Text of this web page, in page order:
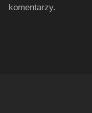
komentarzy.